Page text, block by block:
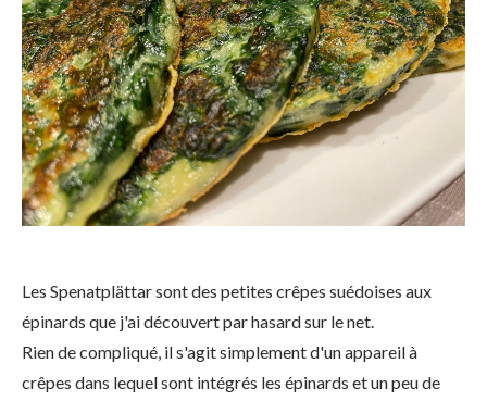
Les Spenatplättar sont des petites crêpes suédoises aux
épinards que j'ai découvert par hasard sur le net.
Rien de compliqué, il s'agit simplement d'un appareil à
crêpes dans lequel sont intégrés les épinards et un peu de